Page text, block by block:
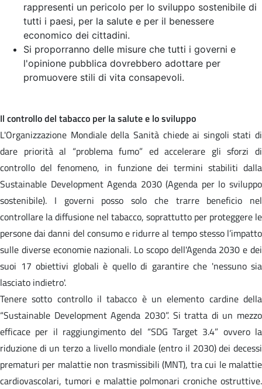
rappresenti un pericolo per lo sviluppo sostenibile di
tutti i paesi, per la salute e per il benessere
economico dei cittadini.
Si proporranno delle misure che tutti i governi e
l'opinione pubblica dovrebbero adottare per
promuovere stili di vita consapevoli.
Il controllo del tabacco per la salute e lo sviluppo
L'Organizzazione Mondiale della Sanità chiede ai singoli stati di
dare priorità al “problema fumo” ed accelerare gli sforzi di
controllo del fenomeno, in funzione dei termini stabiliti dalla
Sustainable Development Agenda 2030 (Agenda per lo sviluppo
sostenibile). I governi posso solo che trarre beneficio nel
controllare la diffusione nel tabacco, soprattutto per proteggere le
persone dai danni del consumo e ridurre al tempo stesso l’impatto
sulle diverse economie nazionali. Lo scopo dell'Agenda 2030 e dei
suoi 17 obiettivi globali è quello di garantire che 'nessuno sia
lasciato indietro'.
Tenere sotto controllo il tabacco è un elemento cardine della
“Sustainable Development Agenda 2030”. Si tratta di un mezzo
efficace per il raggiungimento del “SDG Target 3.4” ovvero la
riduzione di un terzo a livello mondiale (entro il 2030) dei decessi
prematuri per malattie non trasmissibili (MNT), tra cui le malattie
cardiovascolari, tumori e malattie polmonari croniche ostruttive.